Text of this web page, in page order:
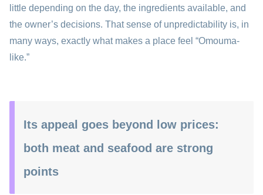
little depending on the day, the ingredients available, and
the owner’s decisions. That sense of unpredictability is, in
many ways, exactly what makes a place feel “Omouma-
like.”
Its appeal goes beyond low prices:
both meat and seafood are strong
points